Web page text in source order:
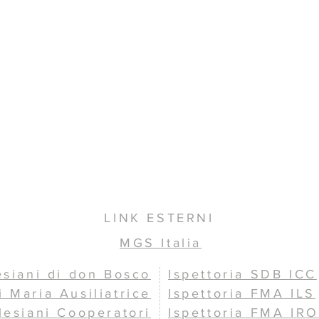
LINK ESTERNI
MGS Italia
di don Bosco
Maria Ausiliatrice
Cooperatori
Ispettoria SDB ICC
Ispettoria FMA ILS
Ispettoria FMA IRO